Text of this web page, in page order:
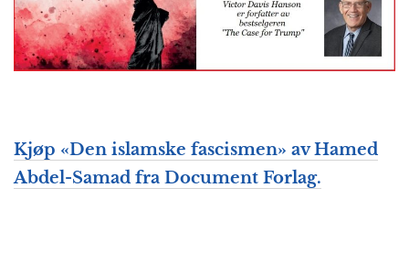
Kjøp «Den islamske fascismen» av Hamed
Abdel-Samad fra Document Forlag.